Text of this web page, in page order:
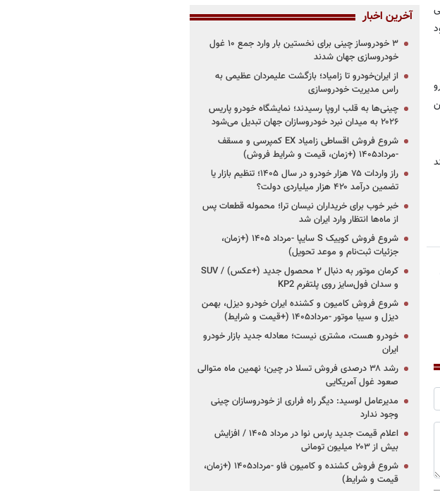
آخرین اخبار
۳ خودروساز چینی برای نخستین بار وارد جمع ۱۰ غول
خودروسازی جهان شدند
از ایران‌خودرو تا زامیاد؛ بازگشت علیمردان عظیمی به
راس مدیریت خودروسازی
چینی‌ها به قلب اروپا رسیدند؛ نمایشگاه خودرو پاریس
۲۰۲۶ به میدان نبرد خودروسازان جهان تبدیل می‌شود
شروع فروش اقساطی زامیاد EX کمپرسی و مسقف
-مرداد۱۴۰۵ (+زمان، قیمت و شرایط فروش)
راز واردات ۷۵ هزار خودرو در سال ۱۴۰۵؛ تنظیم بازار یا
تضمین درآمد ۴۲۰ هزار میلیاردی دولت؟
خبر خوب برای خریداران نیسان ترا؛ محموله قطعات پس
از ماه‌ها انتظار وارد ایران شد
شروع فروش کوییک S سایپا -مرداد ۱۴۰۵ (+زمان،
جزئیات ثبت‌نام و موعد تحویل)
کرمان موتور به دنبال ۲ محصول جدید (+عکس) / SUV
و سدان فول‌سایز روی پلتفرم KP2
شروع فروش کامیون و کشنده ایران خودرو دیزل، بهمن
دیزل و سیبا موتور -مرداد۱۴۰۵ (+قیمت و شرایط)
خودرو هست، مشتری نیست؛ معادله جدید بازار خودرو
ایران
رشد ۳۸ درصدی فروش تسلا در چین؛ نهمین ماه متوالی
صعود غول آمریکایی
مدیرعامل لوسید: دیگر راه فراری از خودروسازان چینی
وجود ندارد
اعلام قیمت جدید پارس نوا در مرداد ۱۴۰۵ / افزایش
بیش از ۲۰۳ میلیون تومانی
شروع فروش کشنده و کامیون فاو -مرداد۱۴۰۵ (+زمان،
قیمت و شرایط)